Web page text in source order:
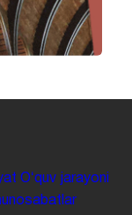
Oʻquv jarayoni